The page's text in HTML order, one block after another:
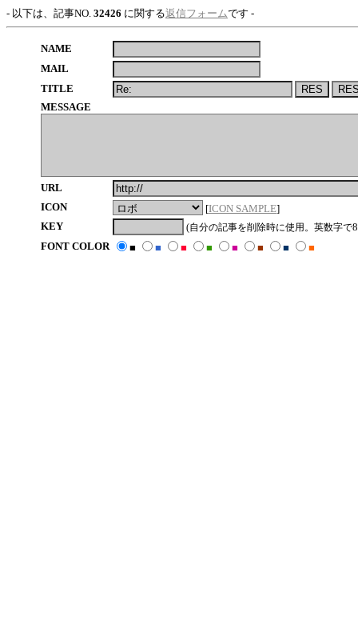
- 以下は、記事NO. 32426 に関する返信フォームです -
NAME
MAIL
TITLE
MESSAGE
URL
ICON
[ICON SAMPLE]
KEY
(自分の記事を削除時に使用。英数字で8
FONT COLOR
■ ■ ■ ■ ■ ■ ■ ■